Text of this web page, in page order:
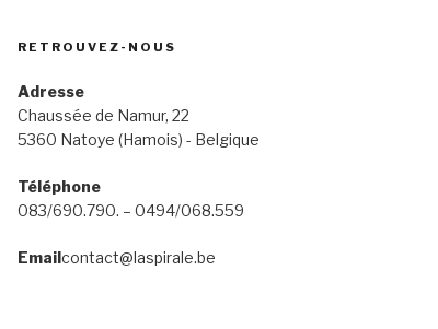
RETROUVEZ-NOUS
Adresse
Chaussée de Namur, 22
5360 Natoye (Hamois) - Belgique
Téléphone
083/690.790. – 0494/068.559
Emailcontact@laspirale.be